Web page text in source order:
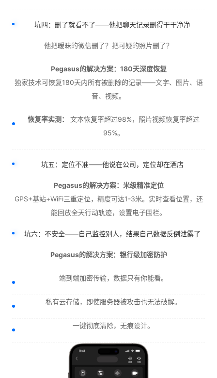
坑四：删了就看不了——他把聊天记录删得干干净净
他把暧昧的微信删了？把可疑的照片删了？
Pegasus的解决方案：180天深度恢复
独家技术可恢复180天内所有被删除的记录——文字、图片、语
音、视频。
恢复率实测：
文本恢复率超过98%，照片视频恢复率超过
95%。
坑五：定位不准——他说在公司，定位却在酒店
Pegasus的解决方案：米级精准定位
GPS+基站+WiFi三重定位，精度可达1-3米。实时查看位置，还
能回放全天行动轨迹，设置电子围栏。
坑六：不安全——自己监控别人，结果自己数据反倒泄露了
Pegasus的解决方案：银行级加密防护
端到端加密传输，数据只有你能看。
私有云存储，即使服务器被攻击也无法破解。
一键彻底清除，无痕设计。